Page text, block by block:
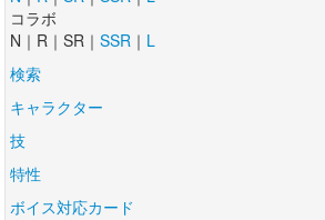
コラボ
N｜R｜SR｜ SSR ｜ L
検索
キャラクター
技
特性
ボイス対応カード